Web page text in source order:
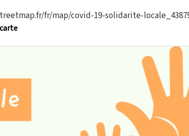
fr/map/covid-19-solidarite-